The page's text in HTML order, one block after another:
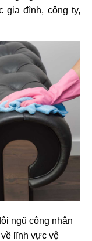
gia đình, công ty,
ngũ công nhân
lĩnh vực vệ